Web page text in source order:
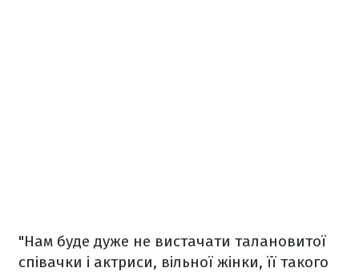
"Нам буде дуже не вистачати талановитої
співачки і актриси, вільної жінки, її такого